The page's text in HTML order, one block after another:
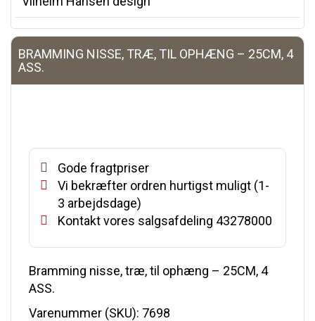
BRAMMING NISSE, TRÆ, TIL OPHÆNG – 25CM, 4
ASS.
Gode fragtpriser
Vi bekræfter ordren hurtigst muligt (1-
3 arbejdsdage)
Kontakt vores salgsafdeling 43278000
Bramming nisse, træ, til ophæng – 25CM, 4
ASS.
Varenummer (SKU): 7698